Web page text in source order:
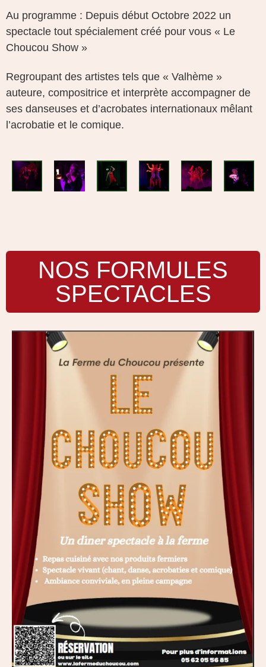
Au programme : Depuis début Octobre 2022 un
spectacle tout spécialement créé pour vous « Le
Choucou Show »
Regroupant des artistes tels que « Valhème »
auteure, compositrice et interprète accompagner de
ses danseuses et d’acrobates internationaux mêlant
l’acrobatie et le comique.
NOS FORMULES
SPECTACLES